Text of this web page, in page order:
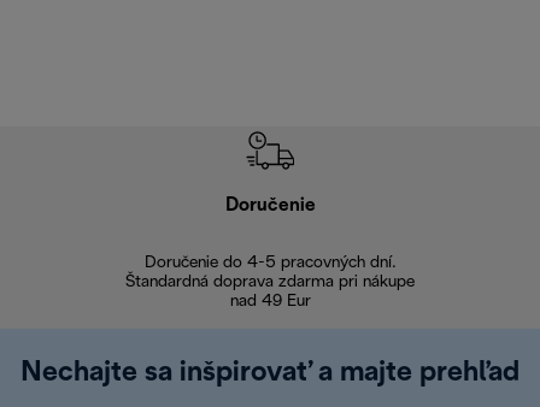
Doručenie
Doručenie do 4-5 pracovných dní.
Štandardná doprava zdarma pri nákupe
nad 49 Eur
Nechajte sa inšpirovať a majte prehľad